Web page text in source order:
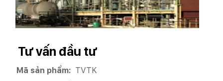
Tư vấn đầu tư
Mã sản phẩm: TVTK